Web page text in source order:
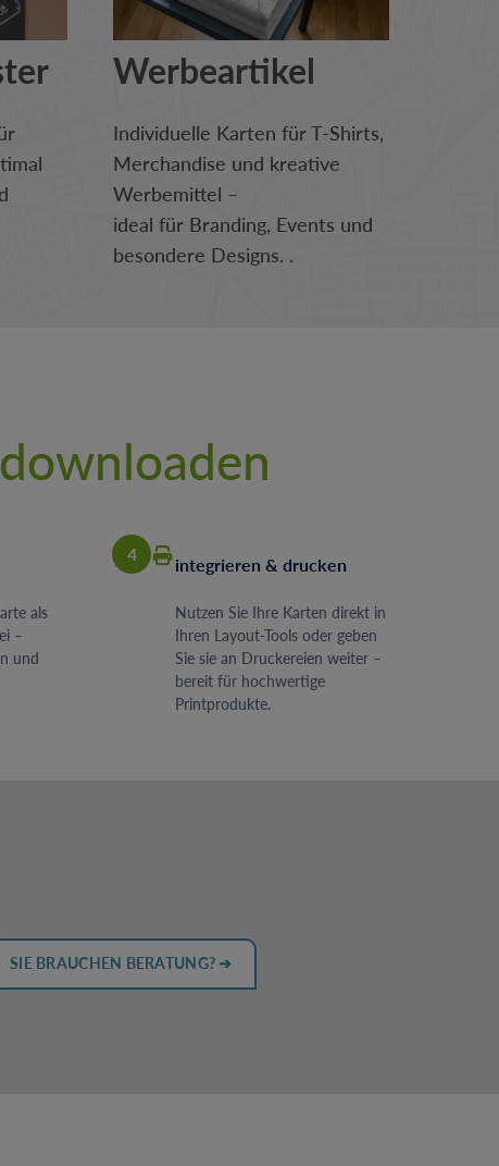
Werbeartikel
Individuelle Karten für T-Shirts,
Merchandise und kreative
Werbemittel –
ideal für Branding, Events und
besondere Designs. .
als
–
und
4 integrieren & drucken
Nutzen Sie Ihre Karten direkt in
Ihren Layout-Tools oder geben
Sie sie an Druckereien weiter –
bereit für hochwertige
Printprodukte.
SIE BRAUCHEN BERATUNG? ➔